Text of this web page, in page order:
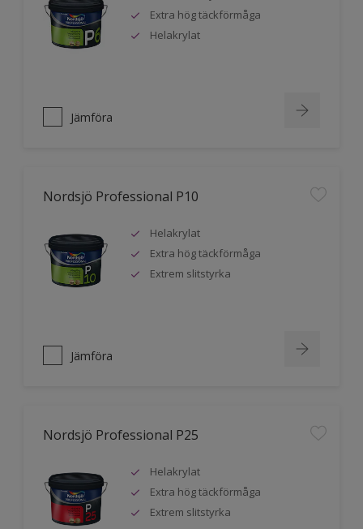
Extra hög täckförmåga
Helakrylat
Jämföra
Nordsjö Professional P10
Helakrylat
Extra hög täckförmåga
Extrem slitstyrka
Jämföra
Nordsjö Professional P25
Helakrylat
Extra hög täckförmåga
Extrem slitstyrka